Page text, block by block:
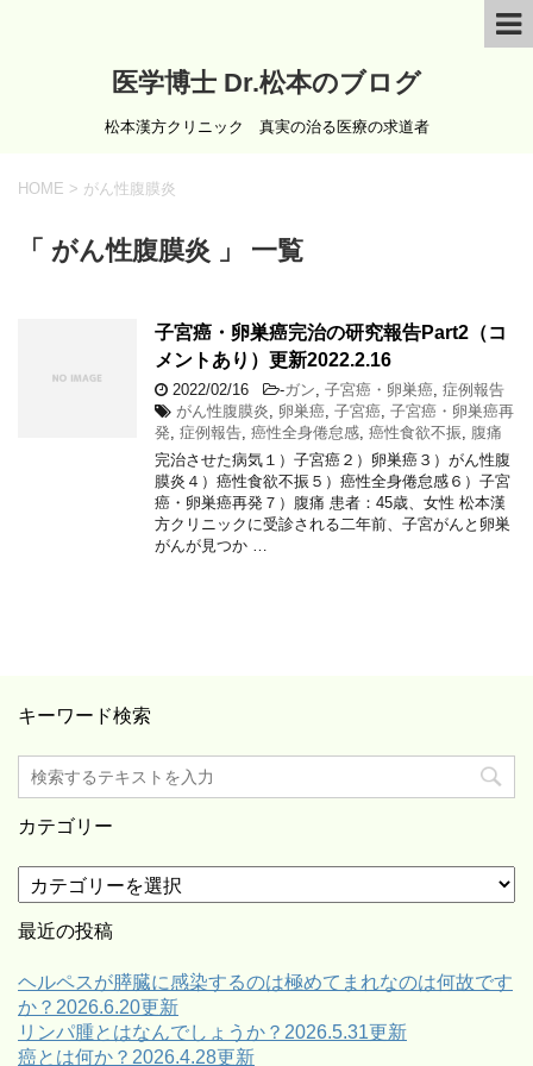
医学博士 Dr.松本のブログ
松本漢方クリニック 真実の治る医療の求道者
HOME > がん性腹膜炎
「 がん性腹膜炎 」 一覧
子宮癌・卵巣癌完治の研究報告Part2（コ
メントあり）更新2022.2.16
2022/02/16 -ガン 子宮癌・卵巣癌 症例報告
がん性腹膜炎
卵巣癌 子宮癌 子宮癌・卵巣癌再
発 症例報告 癌性全身倦怠感 癌性食欲不振
腹痛
完治させた病気１）子宮癌２）卵巣癌３）がん性腹
膜炎４）癌性食欲不振５）癌性全身倦怠感６）子宮
癌・卵巣癌再発７）腹痛 患者：45歳、女性 松本漢
方クリニックに受診される二年前、子宮がんと卵巣
がんが見つか …
キーワード検索
カテゴリー
テ
ゴ
ー
最近の投稿
ヘルペスが膵臓に感染するのは極めてまれなのは何故です
か？2026.6.20更新
リンパ腫とはなんでしょうか？2026.5.31更新
癌とは何か？2026.4.28更新